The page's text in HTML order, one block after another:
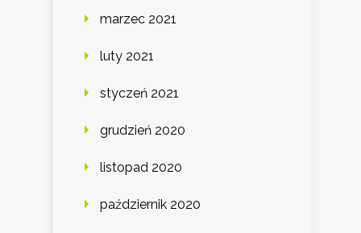
marzec 2021
luty 2021
styczeń 2021
grudzień 2020
listopad 2020
październik 2020